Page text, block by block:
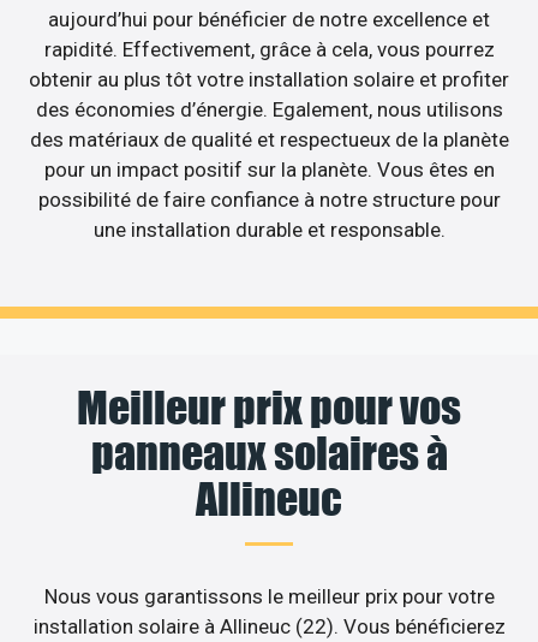
aujourd’hui pour bénéficier de notre excellence et
rapidité. Effectivement, grâce à cela, vous pourrez
obtenir au plus tôt votre installation solaire et profiter
des économies d’énergie. Egalement, nous utilisons
des matériaux de qualité et respectueux de la planète
pour un impact positif sur la planète. Vous êtes en
possibilité de faire confiance à notre structure pour
une installation durable et responsable.
Meilleur prix pour vos
panneaux solaires à
Allineuc
Nous vous garantissons le meilleur prix pour votre
installation solaire à Allineuc (22). Vous bénéficierez